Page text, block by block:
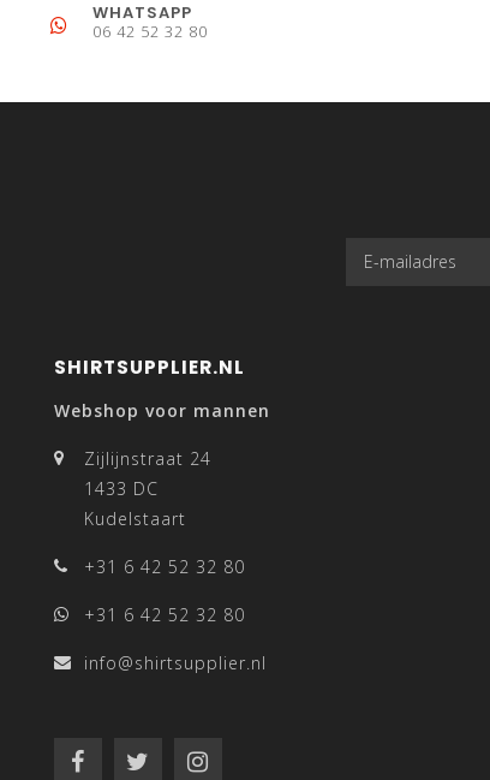
WHATSAPP
06 42 52 32 80
SHIRTSUPPLIER.NL
Webshop voor mannen
Zijlijnstraat 24
1433 DC
Kudelstaart
+31 6 42 52 32 80
+31 6 42 52 32 80
info@shirtsupplier.nl